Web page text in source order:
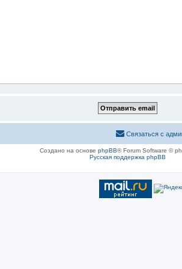
Связаться с
Создано на основе phpBB® Forum Software ©
Русская поддержка phpBB